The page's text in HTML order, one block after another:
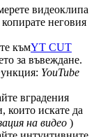
видеоклипа
неговия
къмYT CUT
за въвеждане.
YouTube
вградения
които искате да
на видео )